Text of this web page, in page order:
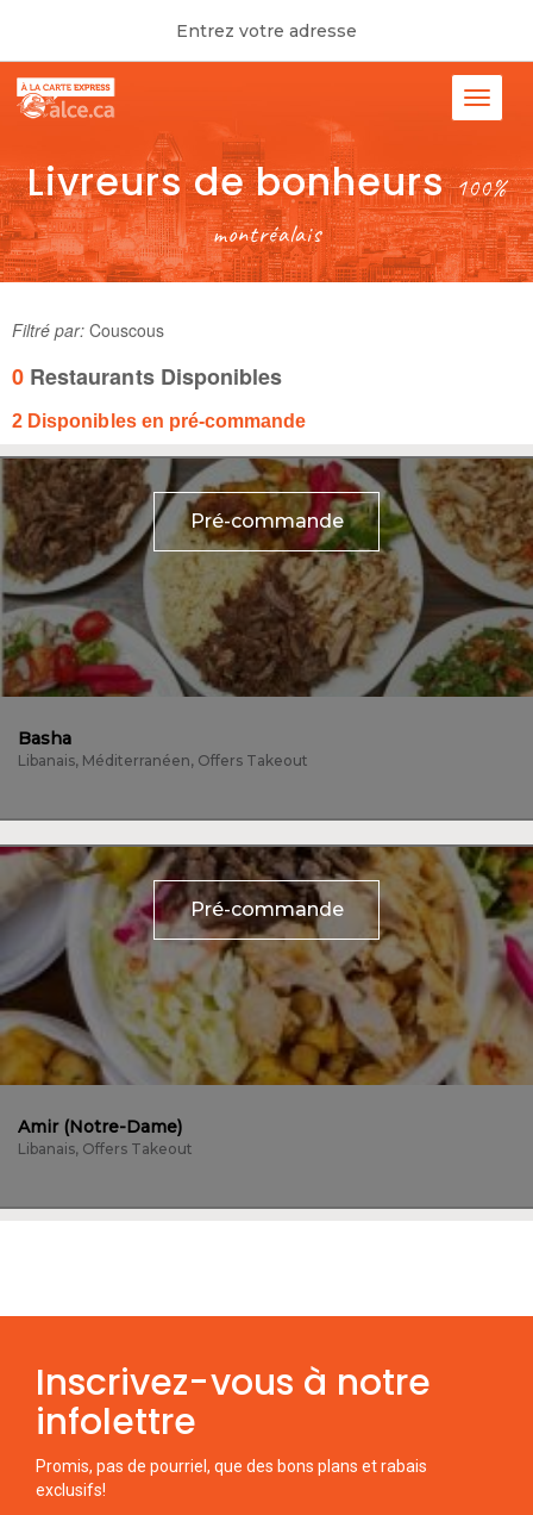
Entrez votre adresse
Livreurs de bonheurs100%
montréalais
Filtré par: Couscous
0 Restaurants Disponibles
2 Disponibles en pré-commande
Pré-commande
Basha
Libanais, Méditerranéen, Offers Takeout
Pré-commande
Amir (Notre-Dame)
Libanais, Offers Takeout
Inscrivez-vous à notre
infolettre
Promis, pas de pourriel, que des bons plans et rabais
exclusifs!